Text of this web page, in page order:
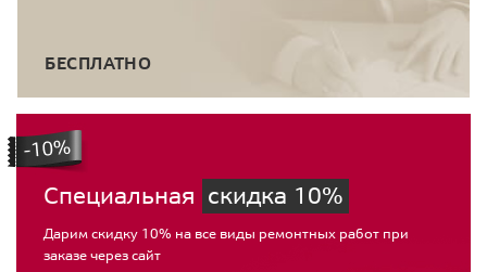
БЕСПЛАТНО
Специальная скидка 10%
Дарим скидку 10% на все виды ремонтных работ при
заказе через сайт